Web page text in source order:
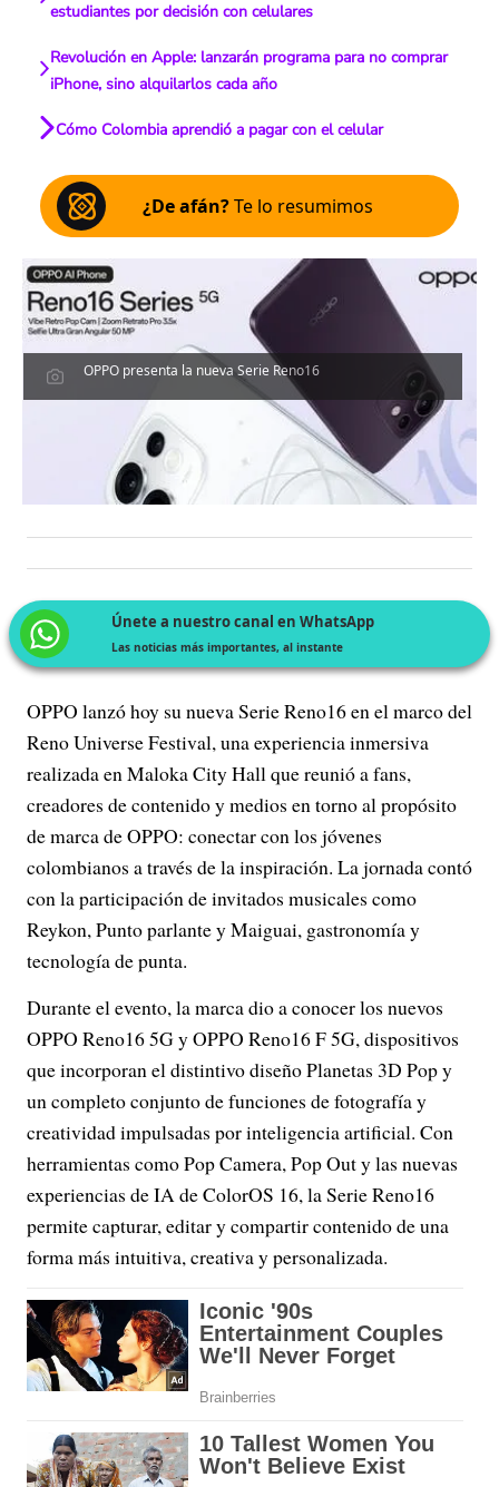
estudiantes por decisión con celulares
Revolución en Apple: lanzarán programa para no comprar
iPhone, sino alquilarlos cada año
Cómo Colombia aprendió a pagar con el celular
¿De afán?Te lo resumimos
OPPO presenta la nueva Serie Reno16
Únete a nuestro canal en WhatsApp
Las noticias más importantes, al instante
OPPO lanzó hoy su nueva Serie Reno16 en el marco del
Reno Universe Festival, una experiencia inmersiva
realizada en Maloka City Hall que reunió a fans,
creadores de contenido y medios en torno al propósito
de marca de OPPO: conectar con los jóvenes
colombianos a través de la inspiración. La jornada contó
con la participación de invitados musicales como
Reykon, Punto parlante y Maiguai, gastronomía y
tecnología de punta.
Durante el evento, la marca dio a conocer los nuevos
OPPO Reno16 5G y OPPO Reno16 F 5G, dispositivos
que incorporan el distintivo diseño Planetas 3D Pop y
un completo conjunto de funciones de fotografía y
creatividad impulsadas por inteligencia artificial. Con
herramientas como Pop Camera, Pop Out y las nuevas
experiencias de IA de ColorOS 16, la Serie Reno16
permite capturar, editar y compartir contenido de una
forma más intuitiva, creativa y personalizada.